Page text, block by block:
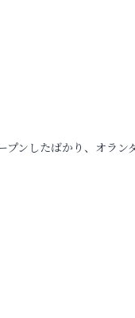
プンしたばかり、オラン